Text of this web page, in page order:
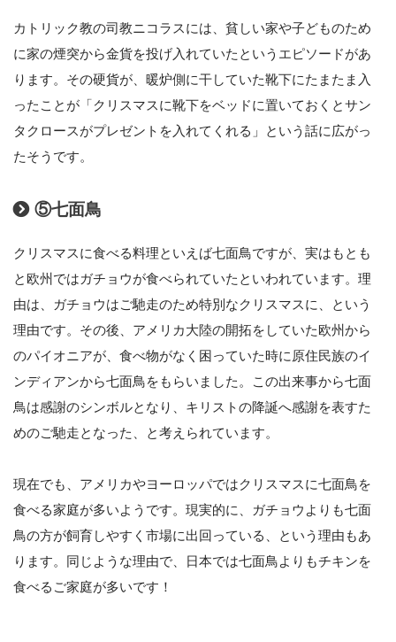
カトリック教の司教ニコラスには、貧しい家や子どものため
に家の煙突から金貨を投げ入れていたというエピソードがあ
ります。その硬貨が、暖炉側に干していた靴下にたまたま入
ったことが「クリスマスに靴下をベッドに置いておくとサン
タクロースがプレゼントを入れてくれる」という話に広がっ
たそうです。
⑤七面鳥
クリスマスに食べる料理といえば七面鳥ですが、実はもとも
と欧州ではガチョウが食べられていたといわれています。理
由は、ガチョウはご馳走のため特別なクリスマスに、という
理由です。その後、アメリカ大陸の開拓をしていた欧州から
のパイオニアが、食べ物がなく困っていた時に原住民族のイ
ンディアンから七面鳥をもらいました。この出来事から七面
鳥は感謝のシンボルとなり、キリストの降誕へ感謝を表すた
めのご馳走となった、と考えられています。
現在でも、アメリカやヨーロッパではクリスマスに七面鳥を
食べる家庭が多いようです。現実的に、ガチョウよりも七面
鳥の方が飼育しやすく市場に出回っている、という理由もあ
ります。同じような理由で、日本では七面鳥よりもチキンを
食べるご家庭が多いです！